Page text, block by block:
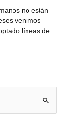
no están
venimos
líneas de